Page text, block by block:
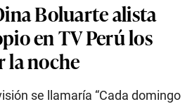
Boluarte alista
en TV Perú los
la noche
se llamaría “Cada domingo